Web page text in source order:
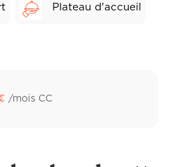
Plateau d'accueil
/mois CC